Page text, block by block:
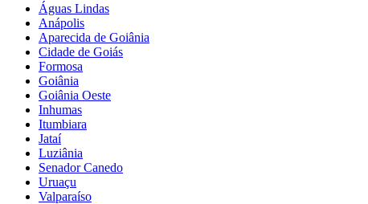
Águas Lindas
Anápolis
Aparecida de Goiânia
Cidade de Goiás
Formosa
Goiânia
Goiânia Oeste
Inhumas
Itumbiara
Jataí
Luziânia
Senador Canedo
Uruaçu
Valparaíso